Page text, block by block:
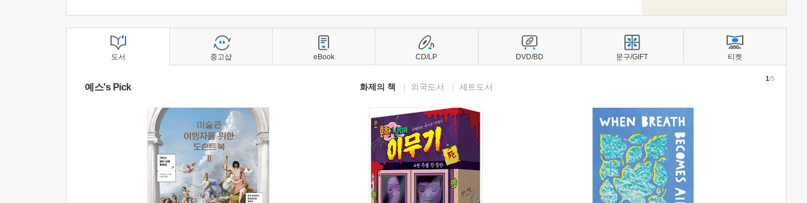
도서
예스's Pick 화제의 책 외국도서 세트도서
1/5
중고샵 eBook CD/LP DVD/BD 문구/GIFT 티켓